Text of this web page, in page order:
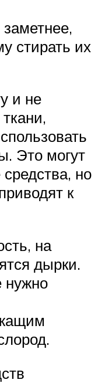
стирать их
и не
Это могут
но
к
на
дырки.
нужно